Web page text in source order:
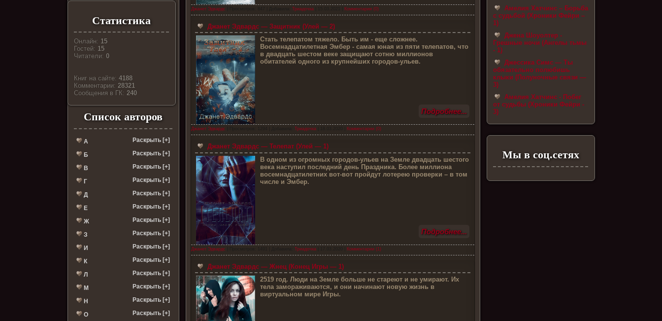
Статистика
Онлайн: 15
Гостей: 15
Читатели: 0
Книг на сайте: 4188
Комментарии: 28321
Cообщения в ГК: 240
Список авторов
А Раскрыть [+]
Б Раскрыть [+]
В Раскрыть [+]
Г Раскрыть [+]
Д Раскрыть [+]
Е Раскрыть [+]
Ж Раскрыть [+]
З Раскрыть [+]
И Раскрыть [+]
К Раскрыть [+]
Л Раскрыть [+]
М Раскрыть [+]
Н Раскрыть [+]
О Раскрыть [+]
Джанет Эдвардс Триадочка| Комментарии (0)
Джанет Эдвардс — Защитник (Улей — 2)
Стать телепатом тяжело. Быть им - еще сложнее.
Восемнадцатилетная Эмбер - самая юная из пяти телепатов, что
в двадцать шестом веке защищают сотню миллионов
обитателей одного из крупнейших городов-ульев.
Подробнее...
Джанет Эдвардс Триадочка| Комментарии (0)
Джанет Эдвардс — Телепат (Улей — 1)
Водном из огромных городов-ульев на Земле двадцать шестого
века наступил последний день Праздника. Более миллиона
восемнадцатилетних вот-вот пройдут лотерею проверки – в том
числе и Эмбер.
Подробнее...
Джанет Эдвардс Триадочка| Комментарии (1)
Джанет Эдвардс — Жнец (Конец Игры — 1)
2519 год. Люди на Земле больше не стареют и не умирают. Их
тела замораживаются, и они начинают новую жизнь в
виртуальном мире Игры.
Амелия Хатчинс – Борьба
с судьбой (Хроники Фейри –
1)
Джена Шоуолтер -
Грешные ночи (Ангелы тьмы
- 1)
Джессика Симс — Ты
обязательно полюбишь
клыки (Полуночные связи —
3)
Амелия Хатчинс - Побег
от судьбы (Хроники Фейри -
3)
Мы в соц.сетях